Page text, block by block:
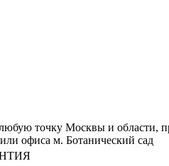
любую точку Москвы и области,
офиса м. Ботанический сад